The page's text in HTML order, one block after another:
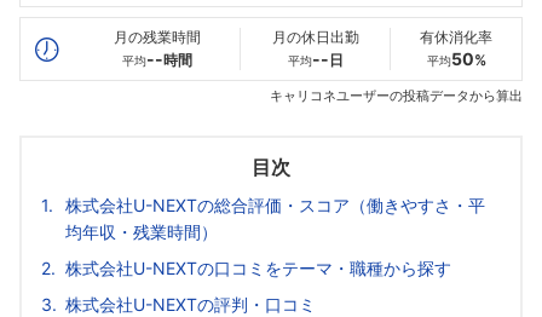
最高年収
--万
--万
--万
月の残業時間
平均--時間
月の休日出勤
平均-- 日
有休消化率
平均50%
キャリコネユーザーの投稿データから算出
目次
株式会社U-NEXTの総合評価・スコア（働きやすさ・平
均年収・残業時間）
株式会社U-NEXTの口コミをテーマ・職種から探す
株式会社U-NEXTの評判・口コミ